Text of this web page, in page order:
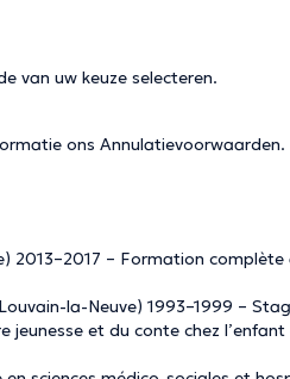
van uw keuze selecteren.
ons Annulatievoorwaarden.
2013–2017 – Formation complète
la-Neuve) 1993–1999 –
et du conte chez